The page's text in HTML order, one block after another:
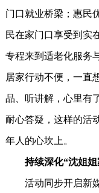
门口就业桥梁；惠民
民在家门口享受到实
专程来到适老化服务
居家行动不便，一直
品、听讲解，心里有
耐心答疑，这样的活
年人的心坎上。
持续深化“沈姐
活动同步开启新媒